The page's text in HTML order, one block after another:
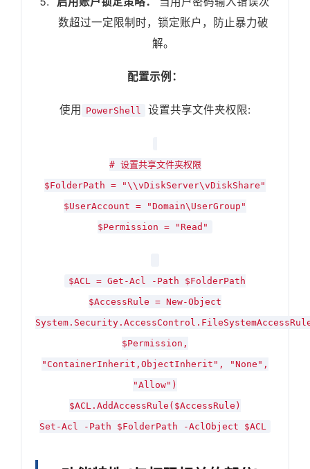
数超过一定限制时，锁定账户，防止暴力破
解。
配置示例：
使用 PowerShell 设置共享文件夹权限:
# 设置共享文件夹权限
$FolderPath = "\\vDiskServer\vDiskShare"
$UserAccount = "Domain\UserGroup"
$Permission = "Read"
$ACL = Get-Acl -Path $FolderPath
$AccessRule = New-Object
$Permission,
"ContainerInherit,ObjectInherit", "None",
"Allow")
$ACL.AddAccessRule($AccessRule)
Set-Acl -Path $FolderPath -AclObject $ACL